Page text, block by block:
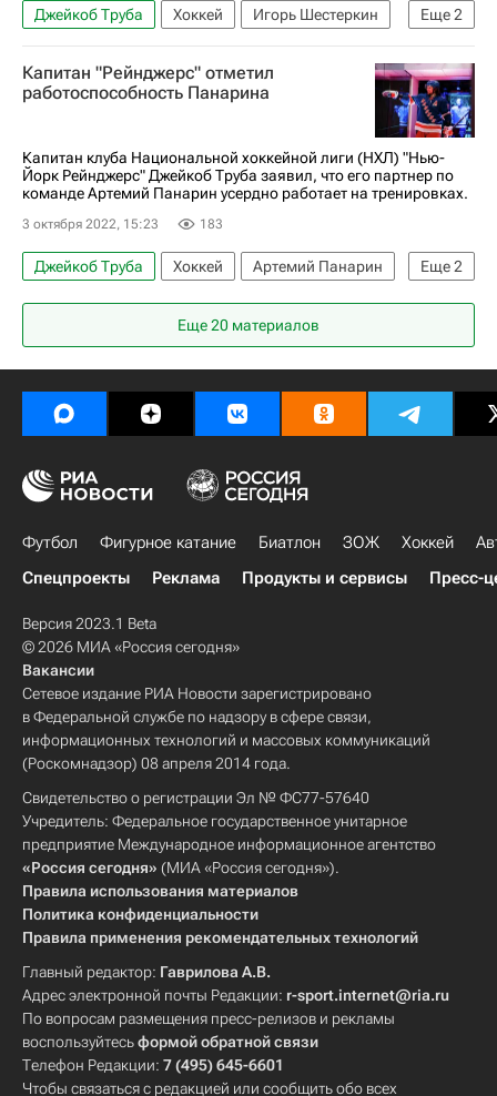
Еще2
Джейкоб Труба Хоккей
Игорь Шестеркин
Нью-Йорк Рейнджерс
Национальная хоккейная лига (НХЛ)
Капитан "Рейнджерс" отметил
работоспособность Панарина
Капитан клуба Национальной хоккейной лиги (НХЛ) "Нью-
Йорк Рейнджерс" Джейкоб Труба заявил, что его партнер по
команде Артемий Панарин усердно работает на тренировках.
3 октября 2022, 15:23 183
Еще2
Джейкоб Труба Хоккей
Артемий Панарин
Нью-Йорк Рейнджерс
Национальная хоккейная лига (НХЛ)
Еще 20 материалов
Футбол Фигурное катание Биатлон ЗОЖ Хоккей
Спецпроекты
Реклама Продукты и сервисы Пресс-
Версия 2023.1 Beta
© 2026 МИА «Россия сегодня»
Вакансии
Сетевое издание РИА Новости зарегистрировано
в Федеральной службе по надзору в сфере связи,
информационных технологий и массовых коммуникаций
(Роскомнадзор) 08 апреля 2014 года.
Свидетельство о регистрации Эл № ФС77-57640
Учредитель: Федеральное государственное унитарное
предприятие Международное информационное агентство
«Россия сегодня» (МИА «Россия сегодня»).
Правила использования материалов
Политика конфиденциальности
Правила применения рекомендательных технологий
Главный редактор: Гаврилова А.В.
Адрес электронной почты Редакции: r-sport.internet@ria.ru
По вопросам размещения пресс-релизов и рекламы
воспользуйтесьформой обратной связи
Телефон Редакции: 7 (495) 645-6601
Чтобы связаться с редакцией или сообщить обо всех